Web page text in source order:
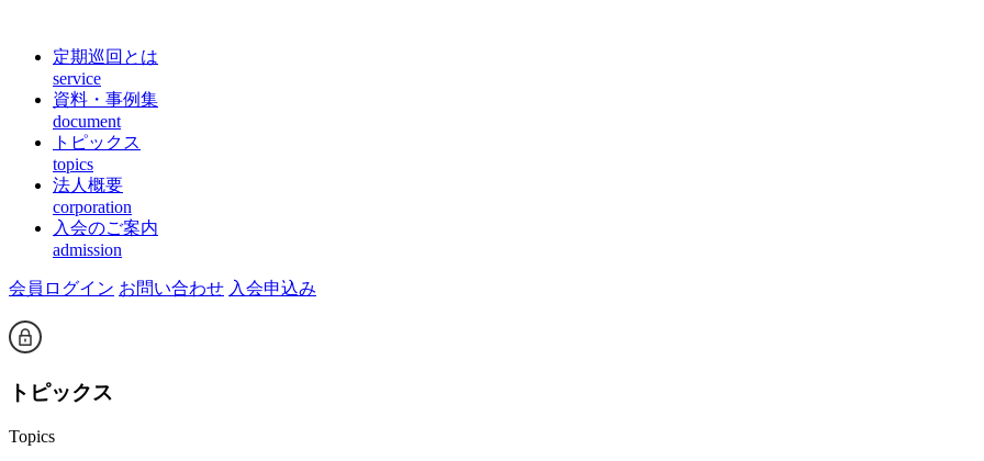
定期巡回とは
service
資料・事例集
document
トピックス
topics
法人概要
corporation
入会のご案内
admission
会員ログイン お問い合わせ 入会申込み
トピックス
Topics